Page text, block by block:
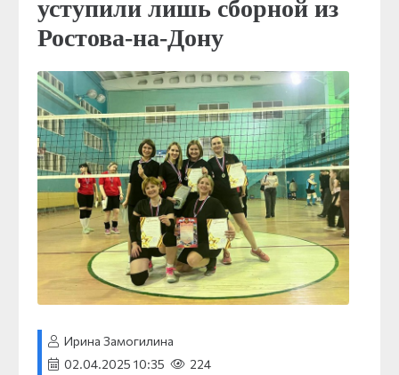
уступили лишь сборной из
Ростова-на-Дону
Ирина Замогилина
02.04.2025 10:35
224